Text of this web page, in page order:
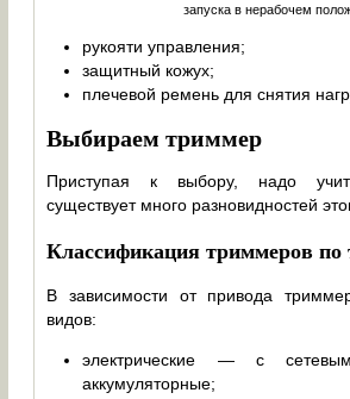
запуска в нерабочем
рукояти управления;
защитный кожух;
плечевой ремень для снятия
Выбираем триммер
Приступая к выбору, надо
существует много разновидностей
Классификация триммеров по
В зависимости от привода
видов:
электрические — с
аккумуляторные;